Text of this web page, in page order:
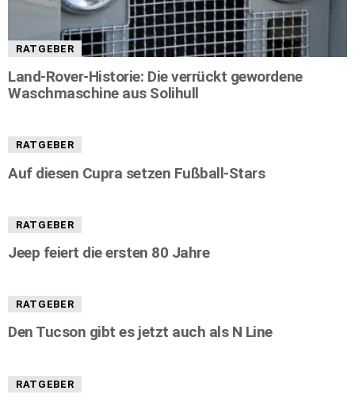
RATGEBER
Land-Rover-Historie: Die verrückt gewordene
Waschmaschine aus Solihull
RATGEBER
Auf diesen Cupra setzen Fußball-Stars
RATGEBER
Jeep feiert die ersten 80 Jahre
RATGEBER
Den Tucson gibt es jetzt auch als N Line
RATGEBER